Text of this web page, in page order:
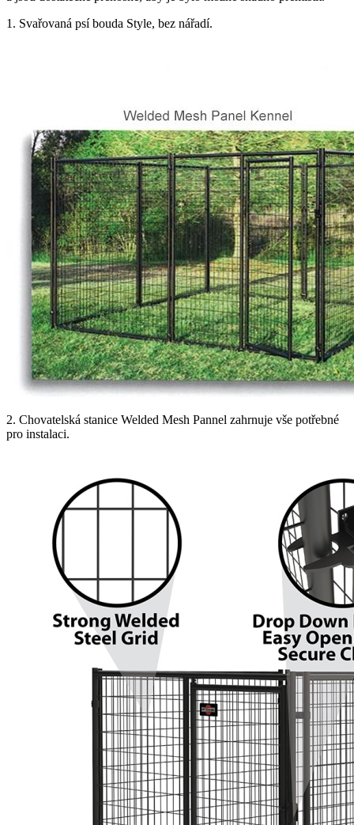
1. Svařovaná psí bouda Style, bez nářadí.
2. Chovatelská stanice Welded Mesh Pannel zahrnuje vše potřebné
pro instalaci.